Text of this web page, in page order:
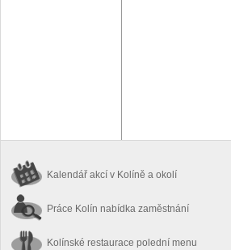
Kalendář akcí v Kolíně a okolí
Práce Kolín nabídka zaměstnání
Kolínské restaurace polední menu